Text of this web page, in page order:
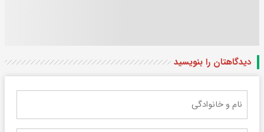
دیدگاهتان را بنویسید